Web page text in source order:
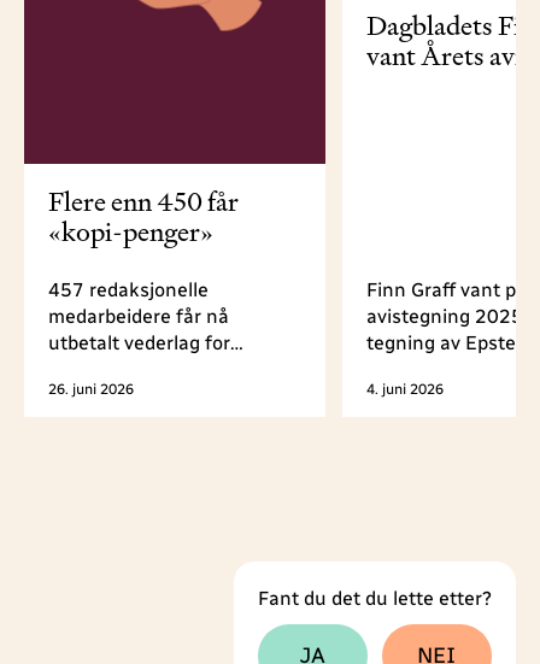
Flere enn 450 får
«kopi-penger»
457 redaksjonelle
medarbeidere får nå
utbetalt vederlag for
podkast, avisjournalistikk,
redaksjonelle kommentarer
26. juni 2026
Dagbladets
vant Årets
Finn Graff vant
avistegning 2025
tegning av Epstein
graven. Prisen ble
under Medieleder-
4. juni 2026
Fant du det du lette etter?
Tilbakemeldingsskjema
JA NEI